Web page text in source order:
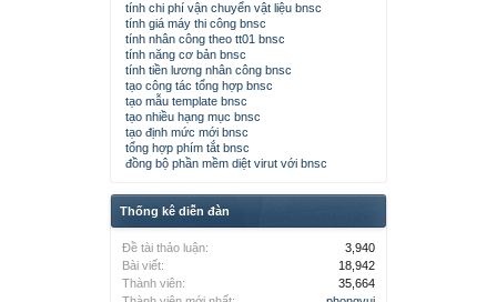
tính chi phí vận chuyển vật liệu bnsc
tính giá máy thi công bnsc
tính nhân công theo tt01 bnsc
tính năng cơ bản bnsc
tính tiền lương nhân công bnsc
tạo công tác tổng hợp bnsc
tạo mẫu template bnsc
tạo nhiều hạng mục bnsc
tạo định mức mới bnsc
tổng hợp phím tắt bnsc
đồng bộ phần mềm diệt virut với bnsc
Thống kê diễn đàn
Đề tài thảo luận:
3,940
Bài viết:
18,942
Thành viên:
35,664